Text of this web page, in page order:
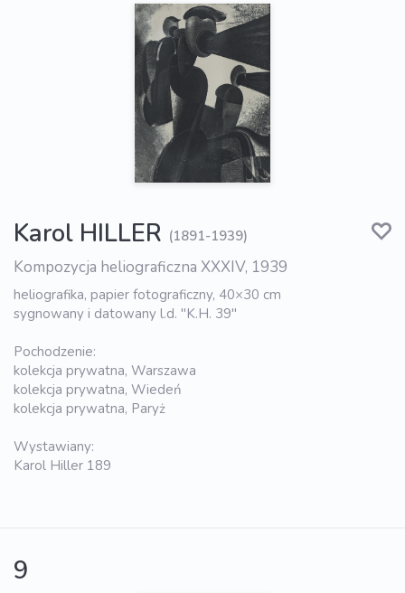
Karol HILLER (1891-1939)
Kompozycja heliograficzna XXXIV, 1939
heliografika, papier fotograficzny, 40×30 cm
sygnowany i datowany l.d. "K.H. 39"
Pochodzenie:
kolekcja prywatna, Warszawa
kolekcja prywatna, Wiedeń
kolekcja prywatna, Paryż
Wystawiany:
Karol Hiller 189
9